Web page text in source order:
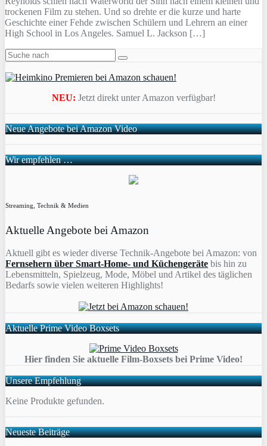
trockenen Film zu stehen. Und so drehte er die kurze und harte
Geschichte einer Fehde zwischen Schülern und Lehrern an einer
High School in Los Angeles. Samuel L. Jackson […]
NEU: Jetzt direkt unter Amazon verfügbar!
Neue Angebote bei Amazon Video
Wir empfehlen …
Streaming, Technik & Medien
Aktuelle Angebote bei Amazon
Aktuell gibt es wieder diverse Technik-Angebote bei Amazon: von
Fernsehern über Smart-Home- und Küchengeräte bis hin zu
Lebensmitteln, Spielzeug, Mode, Möbel und Artikel des täglichen
Bedarfs sowie vielen weiteren Highlights!
Aktuelle Prime Video Boxsets
Hier finden Sie aktuelle Film-Boxsets bei Prime Video!
Unsere Empfehlung
Keine Produkte gefunden.
Neueste Beiträge